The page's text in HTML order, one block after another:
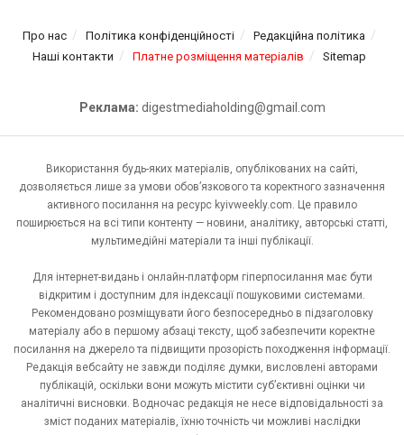
Про нас Політика конфіденційності
Редакційна політика
Наші контакти
Платне розміщення матеріалів Sitemap
Реклама: digestmediaholding@gmail.com
Використання будь-яких матеріалів, опублікованих на сайті,
дозволяється лише за умови обов’язкового та коректного зазначення
активного посилання на ресурс kyivweekly.com. Це правило
поширюється на всі типи контенту — новини, аналітику, авторські статті,
мультимедійні матеріали та інші публікації.
Для інтернет-видань і онлайн-платформ гіперпосилання має бути
відкритим і доступним для індексації пошуковими системами.
Рекомендовано розміщувати його безпосередньо в підзаголовку
матеріалу або в першому абзаці тексту, щоб забезпечити коректне
посилання на джерело та підвищити прозорість походження інформації.
Редакція вебсайту не завжди поділяє думки, висловлені авторами
публікацій, оскільки вони можуть містити суб’єктивні оцінки чи
аналітичні висновки. Водночас редакція не несе відповідальності за
зміст поданих матеріалів, їхню точність чи можливі наслідки